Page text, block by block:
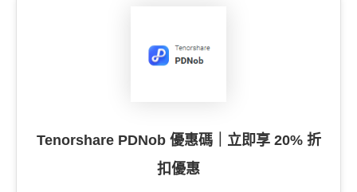
Tenorshare PDNob 優惠碼｜立即享 20% 折
扣優惠